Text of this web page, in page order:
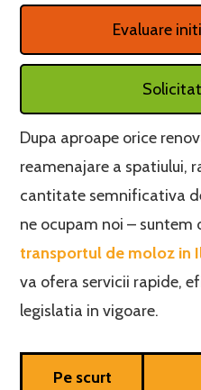
Evaluare
Dupa aproape orice
reamenajare a spatiului,
cantitate semnificativa
ne ocupam noi –
transportul de moloz in
va ofera servicii rapide,
legislatia in vigoare.
Pe scurt